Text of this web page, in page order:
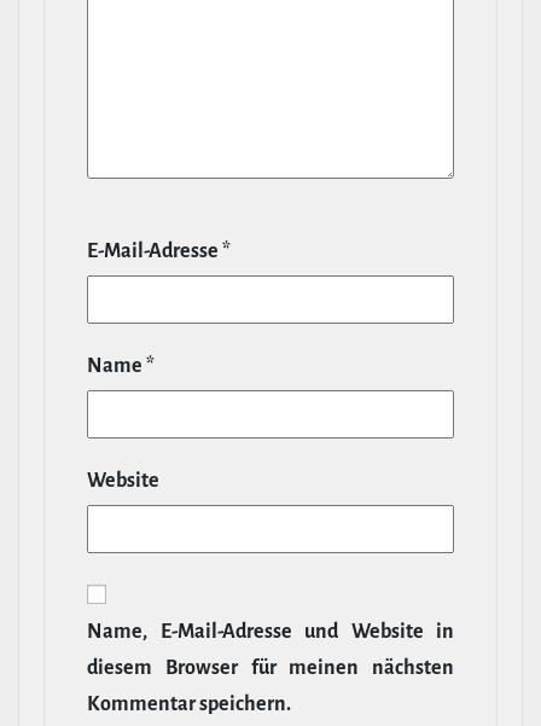
E‑Mail-​Adresse *
Name *
Website
Name, E‑Mail-​Adresse und Website in
diesem Browser für meinen nächsten
Kommentar speichern.